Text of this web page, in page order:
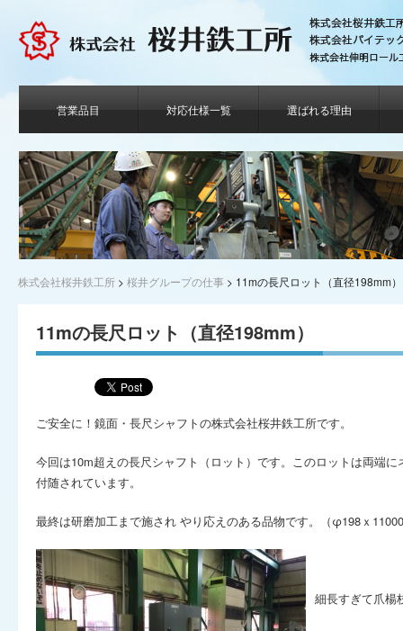
営業品目 対応仕様一覧 選ばれる理由
株式会社桜井鉄工所 > 桜井グループの仕事 > 11mの長尺ロット（直径198mm）
11mの長尺ロット（直径198mm）
ご安全に！鏡面・長尺シャフトの株式会社桜井鉄工所です。
今回は10m超えの長尺シャフト（ロット）です。このロットは両端
付随されています。
最終は研磨加工まで施され やり応えのある品物です。（φ198ｘ
細長すぎて爪楊